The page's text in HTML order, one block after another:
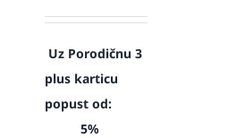
Uz Porodičnu 3
plus karticu
popust od:
5%